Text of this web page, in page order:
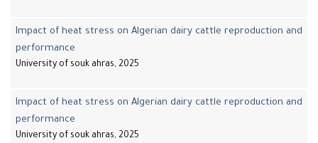
Impact of heat stress on Algerian dairy cattle reproduction and
performance
University of souk ahras, 2025
Impact of heat stress on Algerian dairy cattle reproduction and
performance
University of souk ahras, 2025